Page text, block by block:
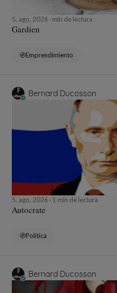
5, ago, 2026 min de lectura
Gardien
Emprendimiento
Bernard Ducosson
5, ago, 2026 1 min de lectura
Autocrate
Política
Bernard Ducosson